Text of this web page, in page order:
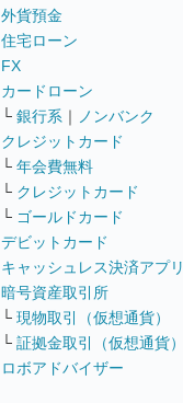
外貨預金
住宅ローン
FX
カードローン
└ 銀行系 ｜
ノンバンク
クレジットカード
└ 年会費無料
└ クレジットカード
└ ゴールドカード
デビットカード
キャッシュレス決済アプリ
暗号資産取引所
└ 現物取引（仮想通貨）
└ 証拠金取引（仮想通貨）
ロボアドバイザー